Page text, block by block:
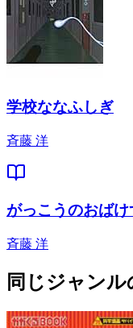
学校ななふしぎ
斉藤 洋
がっこうのおばけ
斉藤 洋
同じジャンル